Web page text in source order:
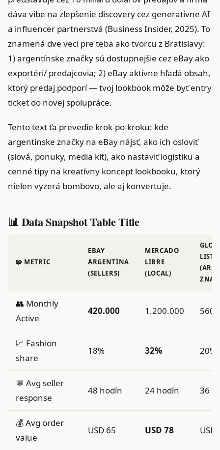
dáva vibe na zlepšenie discovery cez generatívne AI
a influencer partnerstvá (Business Insider, 2025). To
znamená dve veci pre teba ako tvorcu z Bratislavy:
1) argentínske značky sú dostupnejšie cez eBay ako
exportéri/ predajcovia; 2) eBay aktívne hľadá obsah,
ktorý predaj podporí — tvoj lookbook môže byť entry
ticket do novej spolupráce.
Tento text ťa prevedie krok‑po‑kroku: kde
argentínske značky na eBay nájsť, ako ich osloviť
(slová, ponuky, media kit), ako nastaviť logistiku a
cenné tipy na kreatívny koncept lookbooku, ktorý
nielen vyzerá bombovo, ale aj konvertuje.
📊 Data Snapshot Table Title
🧩 METRIC
EBAY
ARGENTINA
(SELLERS)
MERCADO
LIBRE
(LOCAL)
👥 Monthly
Active
420.000 1.200.000
📈 Fashion
share
18% 32% 20%
💬 Avg seller
response
48 hodín 24 hodín 36
💰 Avg order
value
USD 65 USD 78 USD